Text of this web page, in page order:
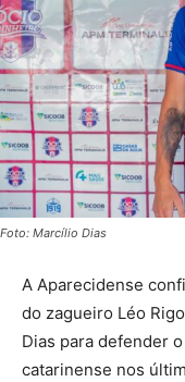
Foto: Marcílio Dias
A Aparecidense
do zagueiro Léo
Dias para defender
catarinense nos